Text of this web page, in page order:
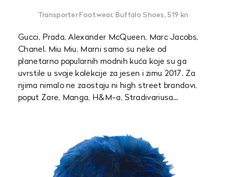
Transporter Footwear, Buffalo Shoes, 519 kn
Gucci, Prada, Alexander McQueen, Marc Jacobs,
Chanel, Miu Miu, Marni samo su neke od
planetarno popularnih modnih kuća koje su ga
uvrstile u svoje kolekcije za jesen i zimu 2017. Za
njima nimalo ne zaostaju ni high street brandovi,
poput Zare, Manga, H&M-a, Stradivariusa…